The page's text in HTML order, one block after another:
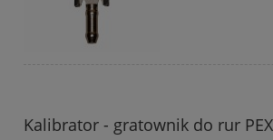
Kalibrator - gratownik do rur